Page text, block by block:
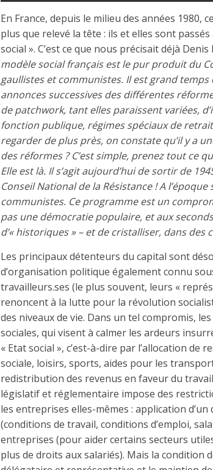
En France, depuis le milieu des années 1980,
plus que relevé la tête : ils et elles sont
social ». C’est ce que nous précisait déjà
modèle social français est le pur produit du
gaullistes et communistes. Il est grand
annonces successives des différentes
de patchwork, tant elles paraissent variées,
fonction publique, régimes spéciaux de
regarder de plus près, on constate qu’il y a
des réformes ? C’est simple, prenez tout ce
Elle est là. Il s’agit aujourd’hui de sortir de
Conseil National de la Résistance ! A
communistes. Ce programme est un
pas une démocratie populaire, et aux
d’« historiques » – et de cristalliser, dans
Les principaux détenteurs du capital sont
d’organisation politique également connu
travailleurs.ses (le plus souvent, leurs «
renoncent à la lutte pour la révolution
des niveaux de vie. Dans un tel compromis,
sociales, qui visent à calmer les ardeurs
« Etat social », c’est-à-dire par l’allocation
sociale, loisirs, sports, aides pour les
redistribution des revenus en faveur du
législatif et réglementaire impose des
les entreprises elles-mêmes : application
(conditions de travail, conditions d’emploi,
entreprises (pour aider certains secteurs
plus de droits aux salariés). Mais la condition